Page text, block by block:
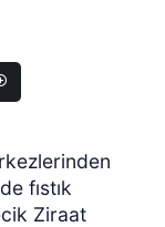
fıstık
Ziraat